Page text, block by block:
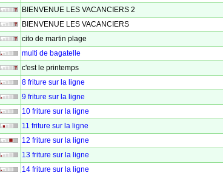
BIENVENUE LES VACANCIERS 2
BIENVENUE LES VACANCIERS
cito de martin plage
multi de bagatelle
c'est le printemps
8 friture sur la ligne
9 friture sur la ligne
10 friture sur la ligne
11 friture sur la ligne
12 friture sur la ligne
13 friture sur la ligne
14 friture sur la ligne